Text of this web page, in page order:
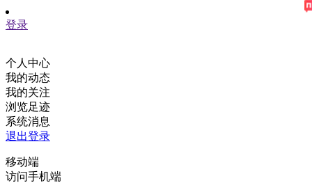
登录
个人中心
我的动态
我的关注
浏览足迹
系统消息
退出登录
移动端
访问手机端